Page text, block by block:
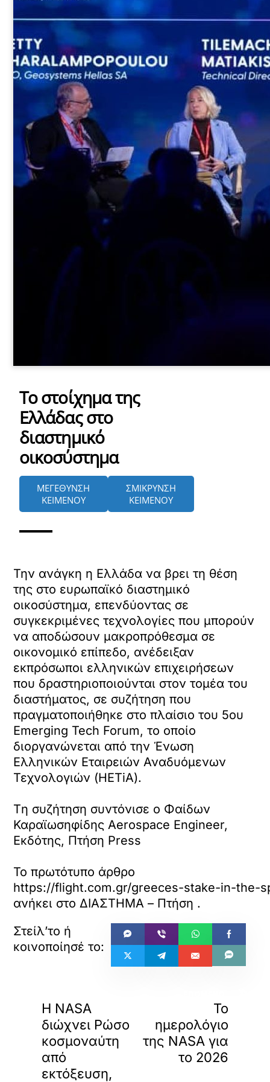
Το στοίχημα της
Ελλάδας στο
διαστημικό
οικοσύστημα
ΜΕΓΕΘΥΝΣΗ
ΚΕΙΜΕΝΟΥ
ΣΜΙΚΡΥΝΣΗ
ΚΕΙΜΕΝΟΥ
Την ανάγκη η Ελλάδα να βρει τη θέση
της στο ευρωπαϊκό διαστημικό
οικοσύστημα, επενδύοντας σε
συγκεκριμένες τεχνολογίες που μπορούν
να αποδώσουν μακροπρόθεσμα σε
οικονομικό επίπεδο, ανέδειξαν
εκπρόσωποι ελληνικών επιχειρήσεων
που δραστηριοποιούνται στον τομέα του
διαστήματος, σε συζήτηση που
πραγματοποιήθηκε στο πλαίσιο του 5ου
Emerging Tech Forum, το οποίο
διοργανώνεται από την Ένωση
Ελληνικών Εταιρειών Αναδυόμενων
Τεχνολογιών (HETiA).
Tη συζήτηση συντόνισε ο Φαίδων
Καραϊωσηφίδης Aerospace Engineer,
Εκδότης, Πτήση Press
Το πρωτότυπο άρθρο
https://flight.com.gr/greeces-stake-in-the-
ανήκει στοΔΙΑΣΤΗΜΑ – Πτήση .
H NASA
διώχνει Ρώσο
κοσμοναύτη
από
εκτόξευση,
To
ημερολόγιο
της NASA για
το 2026